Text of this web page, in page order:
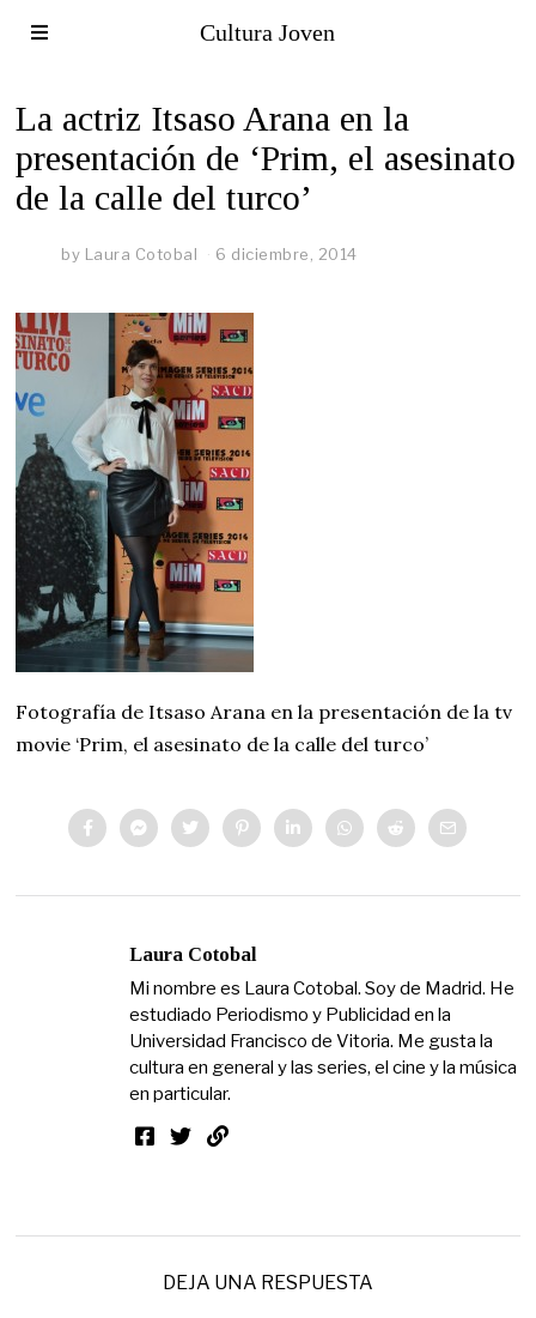
Cultura Joven
La actriz Itsaso Arana en la
presentación de ‘Prim, el asesinato
de la calle del turco’
by Laura Cotobal 6 diciembre, 2014
Fotografía de Itsaso Arana en la presentación de la tv
movie ‘Prim, el asesinato de la calle del turco’
Laura Cotobal
Mi nombre es Laura Cotobal. Soy de Madrid. He
estudiado Periodismo y Publicidad en la
Universidad Francisco de Vitoria. Me gusta la
cultura en general y las series, el cine y la música
en particular.
DEJA UNA RESPUESTA